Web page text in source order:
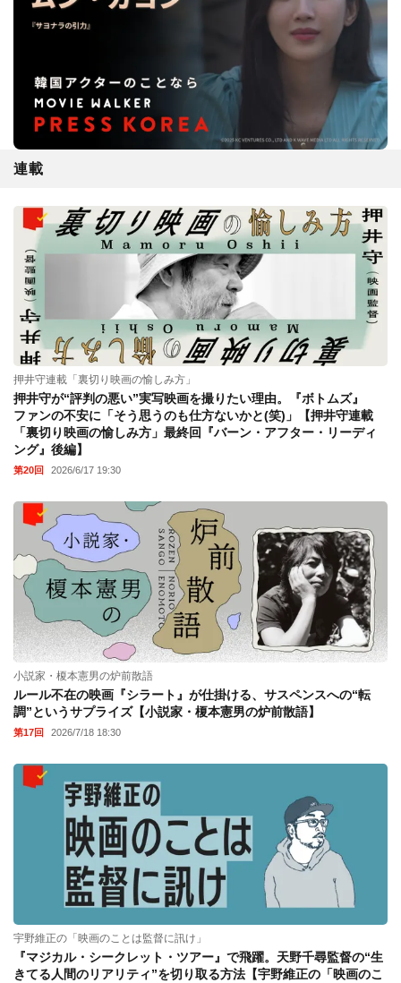
連載
押井守連載「裏切り映画の愉しみ方」
押井守が“評判の悪い”実写映画を撮りたい理由。『ボトムズ』
ファンの不安に「そう思うのも仕方ないかと(笑)」【押井守連載
「裏切り映画の愉しみ方」最終回『バーン・アフター・リーディ
ング』後編】
第20回 2026/6/17 19:30
小説家・榎本憲男の炉前散語
ルール不在の映画『シラート』が仕掛ける、サスペンスへの“転
調”というサプライズ【小説家・榎本憲男の炉前散語】
第17回 2026/7/18 18:30
宇野維正の「映画のことは監督に訊け」
『マジカル・シークレット・ツアー』で飛躍。天野千尋監督の“生
きてる人間のリアリティ”を切り取る方法【宇野維正の「映画のこ